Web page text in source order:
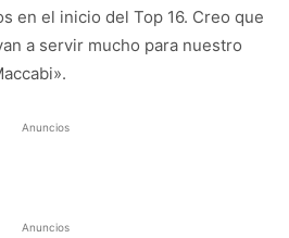
en el inicio del Top 16. Creo que
a servir mucho para nuestro
Anuncios
Anuncios